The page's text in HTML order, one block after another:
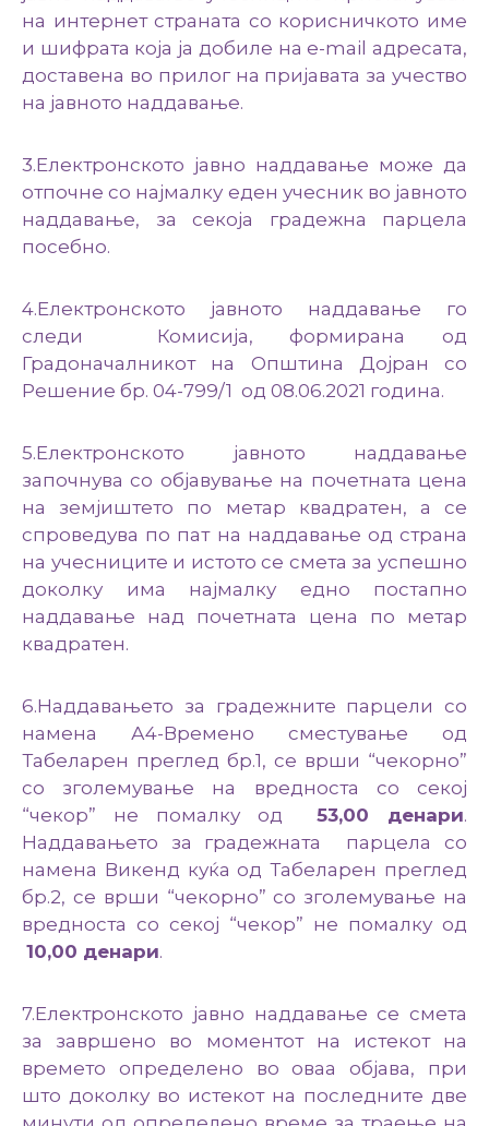
на интернет страната со корисничкото име
и шифрата која ја добиле на e-mail адресата,
доставена во прилог на пријавата за учество
на јавното наддавање.
3.Електронското јавно наддавање може да
отпочне со најмалку еден учесник во јавното
наддавање, за секоја градежна парцела
посебно.
4.Електронското јавното наддавање го
следи Комисија, формирана од
Градоначалникот на Општина Дојран со
Решение бр. 04-799/1 од 08.06.2021 година.
5.Електронското јавното наддавање
започнува со објавување на почетната цена
на земјиштето по метар квадратен, а се
спроведува по пат на наддавање од страна
на учесниците и истото се смета за успешно
доколку има најмалку едно постапно
наддавање над почетната цена по метар
квадратен.
6.Наддавањето за градежните парцели со
намена А4-Времено сместување од
Табеларен преглед бр.1, се врши “чекорно”
со зголемување на вредноста со секој
“чекор” не помалку од53,00 денари.
Наддавањето за градежната парцела со
намена Викенд куќа од Табеларен преглед
бр.2, се врши “чекорно” со зголемување на
вредноста со секој “чекор” не помалку од
10,00 денари.
7.Електронското јавно наддавање се смета
за завршено во моментот на истекот на
времето определено во оваа објава, при
што доколку во истекот на последните две